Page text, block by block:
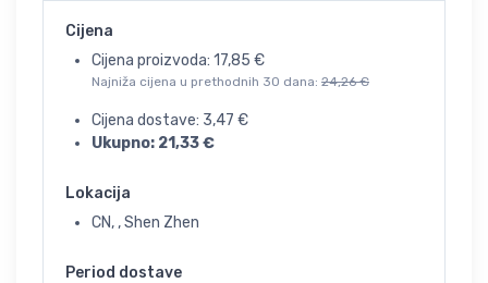
Cijena
Cijena proizvoda: 17,85 €
Najniža cijena u prethodnih 30 dana: 24,26 €
Cijena dostave: 3,47 €
Ukupno: 21,33€
Lokacija
CN, , Shen Zhen
Period dostave